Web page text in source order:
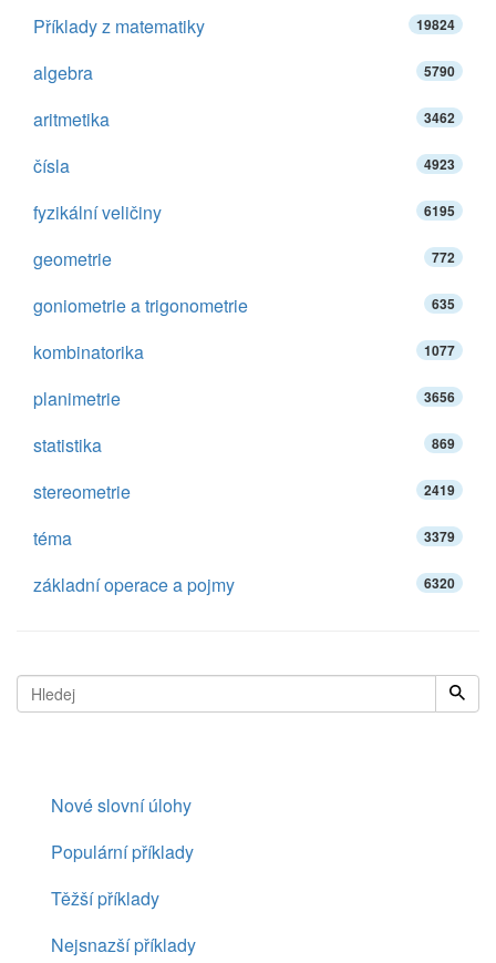
Příklady z matematiky 19824
algebra 5790
aritmetika 3462
čísla 4923
fyzikální veličiny 6195
geometrie 772
goniometrie a trigonometrie 635
kombinatorika 1077
planimetrie 3656
statistika 869
stereometrie 2419
téma 3379
základní operace a pojmy 6320
Nové slovní úlohy
Populární příklady
Těžší příklady
Nejsnazší příklady